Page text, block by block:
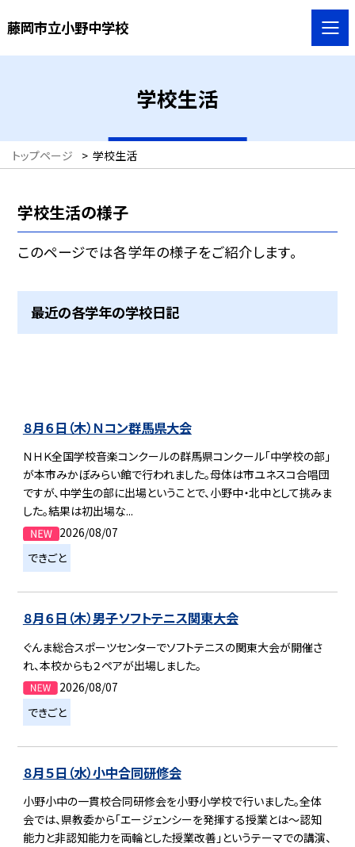
藤岡市立小野中学校
学校生活
トップページ > 学校生活
学校生活の様子
このページでは各学年の様子をご紹介します。
最近の各学年の学校日記
８月６日（木）Ｎコン群馬県大会
ＮＨＫ全国学校音楽コンクールの群馬県コンクール「中学校の部」
が本市みかぼみらい館で行われました。母体は市ユネスコ合唱団
ですが、中学生の部に出場ということで、小野中・北中として挑みま
した。結果は初出場な...
2026/08/07
できごと
８月６日（木）男子ソフトテニス関東大会
ぐんま総合スポーツセンターでソフトテニスの関東大会が開催さ
れ、本校からも２ペアが出場しました。
2026/08/07
できごと
８月５日（水）小中合同研修会
小野小中の一貫校合同研修会を小野小学校で行いました。全体
会では、県教委から「エージェンシーを発揮する授業とは～認知
能力と非認知能力を両輪とした授業改善」というテーマでの講演、